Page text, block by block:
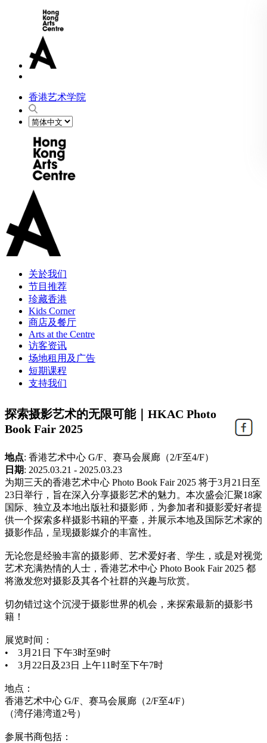
香港艺术学院
关於我们
节目推荐
珍藏香港
Kids Corner
商店及餐厅
Arts at the Centre
访客资讯
场地租用及广告
短期课程
支持我们
探索摄影艺术的无限可能｜HKAC Photo
Book Fair 2025
地点: 香港艺术中心 G/F、赛马会展廊（2/F至4/F）
日期: 2025.03.21 - 2025.03.23
为期三天的香港艺术中心 Photo Book Fair 2025 将于3月21日至
23日举行，旨在深入分享摄影艺术的魅力。本次盛会汇聚18家
国际、独立及本地出版社和摄影师，为参加者和摄影爱好者提
供一个探索多样摄影书籍的平臺，并展示本地及国际艺术家的
摄影作品，呈现摄影媒介的丰富性。
无论您是经验丰富的摄影师、艺术爱好者、学生，或是对视觉
艺术充满热情的人士，香港艺术中心 Photo Book Fair 2025 都
将激发您对摄影及其各个社群的兴趣与欣赏。
切勿错过这个沉浸于摄影世界的机会，来探索最新的摄影书
籍！
展览时间：
• 3月21日 下午3时至9时
• 3月22日及23日 上午11时至下午7时
地点：
香港艺术中心 G/F、赛马会展廊（2/F至4/F）
（湾仔港湾道2号）
参展书商包括：